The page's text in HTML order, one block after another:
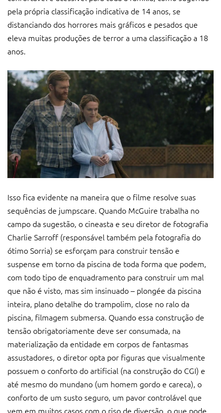
pela própria classificação indicativa de 14 anos, se
distanciando dos horrores mais gráficos e pesados que
eleva muitas produções de terror a uma classificação a 18
anos.
Isso fica evidente na maneira que o filme resolve suas
sequências de jumpscare. Quando McGuire trabalha no
campo da sugestão, o cineasta e seu diretor de fotografia
Charlie Sarroff (responsável também pela fotografia do
ótimo Sorria) se esforçam para construir tensão e
suspense em torno da piscina de toda forma que podem,
com todo tipo de enquadramento para construir um mal
que não é visto, mas sim insinuado – plongée da piscina
inteira, plano detalhe do trampolim, close no ralo da
piscina, filmagem submersa. Quando essa construção de
tensão obrigatoriamente deve ser consumada, na
materialização da entidade em corpos de fantasmas
assustadores, o diretor opta por figuras que visualmente
possuem o conforto do artificial (na construção do CGI) e
até mesmo do mundano (um homem gordo e careca), o
conforto de um susto seguro, um pavor controlável que
vem em muitos casos com o riso de diversão, o que pode